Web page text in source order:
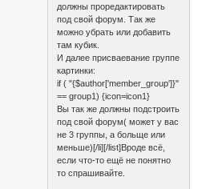
должны проредактировать
под свой форум. Так же
можно убрать или добавить
там кубик.
И далее присваевание группе
картинки:
if ( "{$author['member_group']}"
== group1) {icon=icon1}
Вы так же должны подстроить
под свой форум( может у вас
не 3 группы, а больще или
меньше)[/li][/list]Вроде всё,
если что-то ещё не понятно
то спрашивайте.